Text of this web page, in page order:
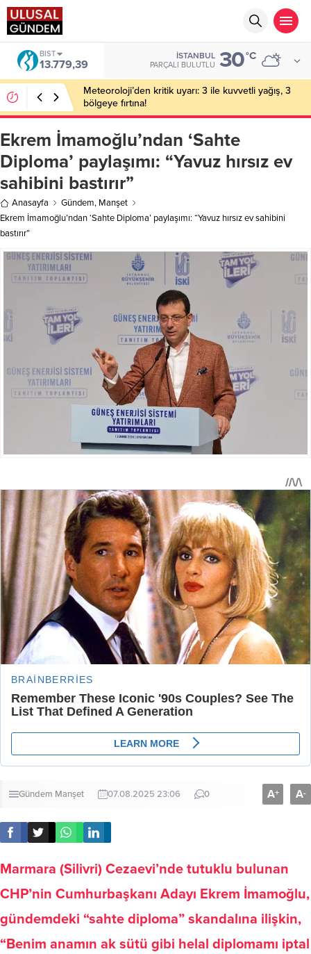
BIST
13.779,39
İSTANBUL
PARÇALI BULUTLU 30°C
Meteoroloji’den kritik uyarı: 3 ile kuvvetli yağış, 3
bölgeye fırtına!
Ekrem İmamoğlu’ndan ‘Sahte
Diploma’ paylaşımı: “Yavuz hırsız ev
sahibini bastırır”
Anasayfa Gündem, Manşet
Ekrem İmamoğlu’ndan ‘Sahte Diploma’ paylaşımı: “Yavuz hırsız ev sahibini
bastırır”
Gündem Manşet 07.08.2025 23:06 0 A+ A-
Marmara (Silivri) Cezaevi’nde tutuklu bulunan
CHP’nin Cumhurbaşkanı Adayı Ekrem İmamoğlu,
gündemdeki “sahte diploma” skandalına ilişkin,
“Benim anamın ak sütü gibi helal diplomamı iptal